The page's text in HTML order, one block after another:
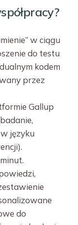
w ciągu
do testu
kodem
przez
Gallup
języku
do